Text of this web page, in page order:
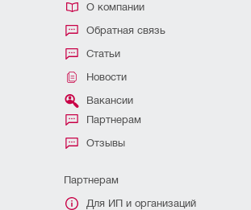
О компании
Обратная связь
Статьи
Новости
Вакансии
Партнерам
Отзывы
Партнерам
Для ИП и организаций